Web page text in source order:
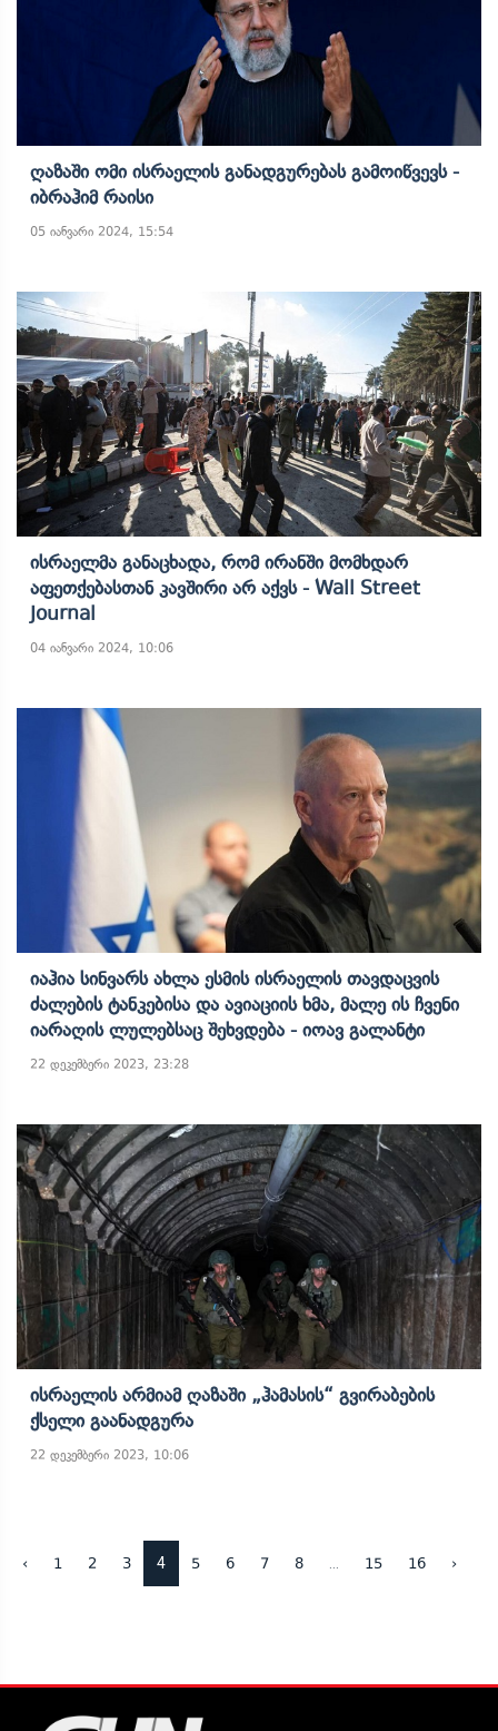
Ღაზაში Ომი Ისრაელის Განადგურებას Გამოიწვევს -
Იბრაჰიმ Რაისი
05 იანვარი 2024, 15:54
Ისრაელმა Განაცხადა, Რომ Ირანში Მომხდარ
Აფეთქებასთან Კავშირი Არ Აქვს - Wall Street
Journal
04 იანვარი 2024, 10:06
Იაჰია Სინვარს Ახლა Ესმის Ისრაელის Თავდაცვის
Ძალების Ტანკებისა Და Ავიაციის Ხმა, Მალე Ის Ჩვენი
Იარაღის Ლულებსაც Შეხვდება - Იოავ Გალანტი
22 დეკემბერი 2023, 23:28
Ისრაელის Არმიამ Ღაზაში „ჰამასის“ Გვირაბების
Ქსელი Გაანადგურა
22 დეკემბერი 2023, 10:06
‹ 1 2 3 4 5 6 7 8 15 16 ›